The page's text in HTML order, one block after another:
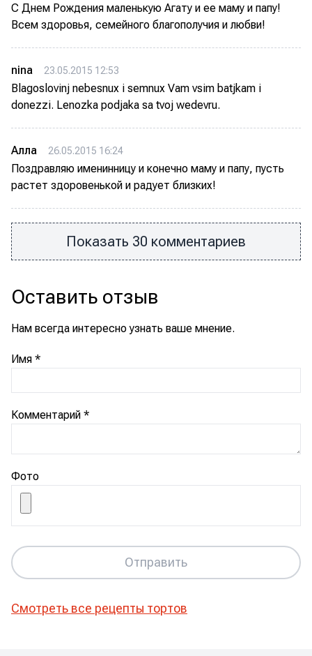
С Днем Рождения маленькую Агату и ее маму и папу!
Всем здоровья, семейного благополучия и любви!
nina 23.05.2015 12:53
Blagoslovinj nebesnux i semnux Vam vsim batjkam i
donezzi. Lenozka podjaka sa tvoj wedevru.
Алла 26.05.2015 16:24
Поздравляю именинницу и конечно маму и папу, пусть
растет здоровенькой и радует близких!
Показать 30 комментариев
Оставить отзыв
Нам всегда интересно узнать ваше мнение.
Имя *
Комментарий *
Фото
Отправить
Смотреть все рецепты тортов